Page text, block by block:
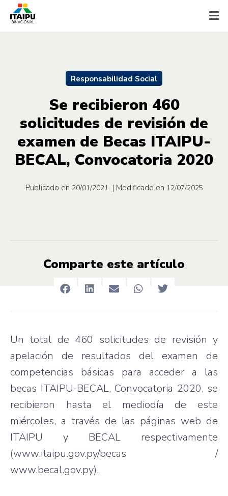
Responsabilidad Social
Se recibieron 460
solicitudes de revisión de
examen de Becas ITAIPU-
BECAL, Convocatoria 2020
Publicado en 20/01/2021 | Modificado en 12/07/2025
Comparte este artículo
Un total de 460 solicitudes de revisión y
apelación de resultados del examen de
competencias básicas para acceder a las
becas ITAIPU-BECAL, Convocatoria 2020, se
recibieron hasta el mediodía de este
miércoles, a través de las páginas web de
ITAIPU y BECAL respectivamente
(www.itaipu.gov.py/becas /
www.becal.gov.py).